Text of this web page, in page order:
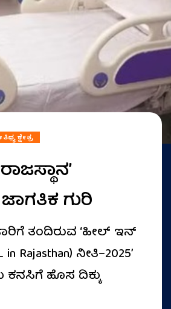
ಕ್ಷೇತ್ರ
ಗುರಿ
ತಂದಿರುವ ‘ಹೀಲ್ ಇನ್
Rajasthan) ನೀತಿ–2025’
ಕನಸಿಗೆ ಹೊಸ ದಿಕ್ಕು